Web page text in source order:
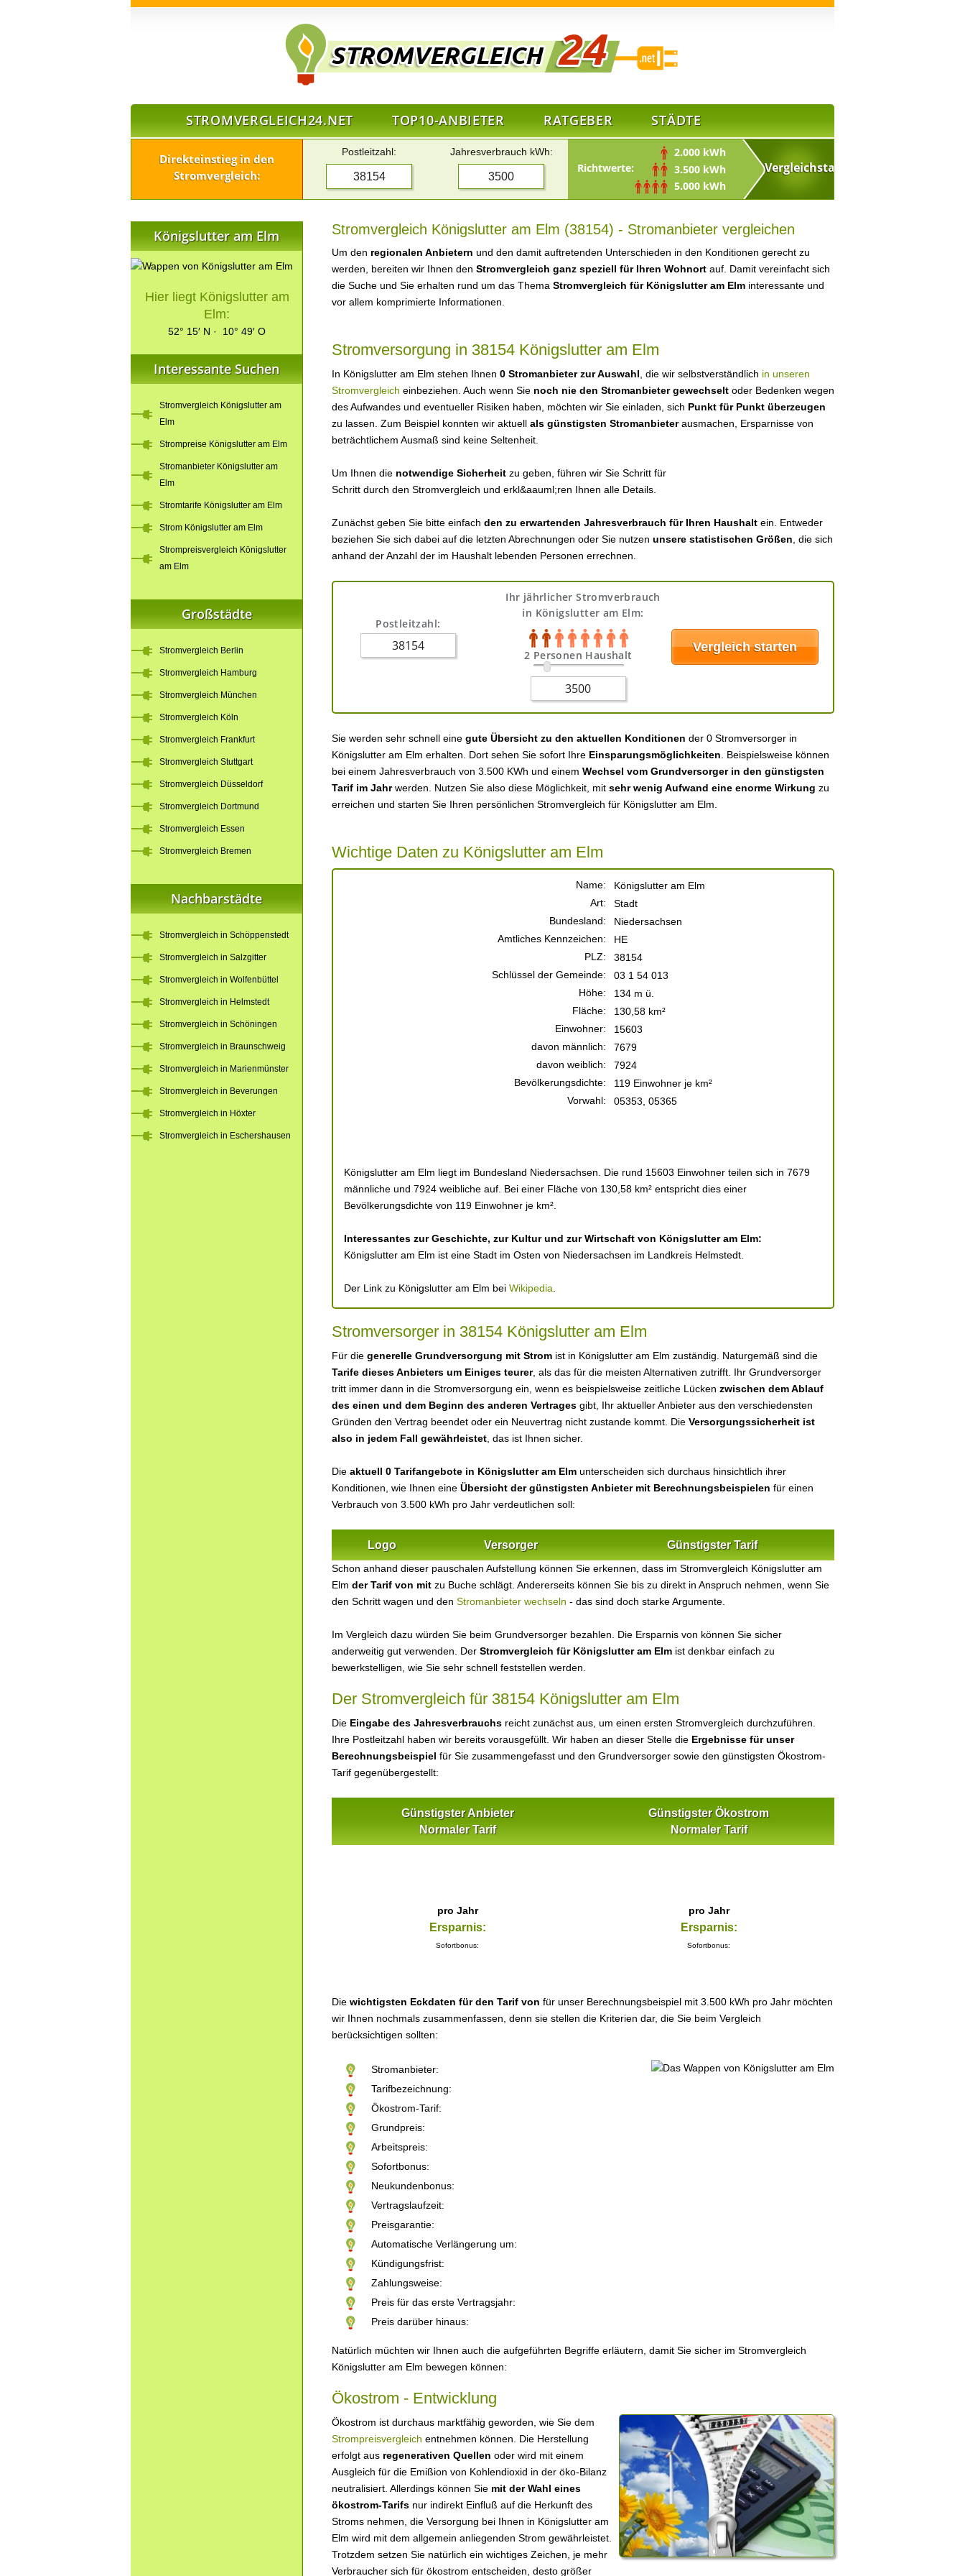
STROMVERGLEICH24.NET TOP10-ANBIETER RATGEBER STÄDTE
Direkteinstieg in den
Stromvergleich:
Postleitzahl: Jahresverbrauch kWh:
Richtwerte:
2.000 kWh
3.500 kWh
5.000 kWh
Stromvergleich Königslutter am Elm (38154) - Stromanbieter vergleichen
Um den regionalen Anbietern und den damit auftretenden Unterschieden in den Konditionen gerecht zu
werden, bereiten wir Ihnen den Stromvergleich ganz speziell für Ihren Wohnort auf. Damit vereinfacht sich
die Suche und Sie erhalten rund um das Thema Stromvergleich für Königslutter am Elm interessante und
vor allem komprimierte Informationen.
Stromversorgung in 38154 Königslutter am Elm
In Königslutter am Elm stehen Ihnen 0 Stromanbieter zur Auswahl , die wir selbstverständlich in unseren
Stromvergleich einbeziehen. Auch wenn Sie noch nie den Stromanbieter gewechselt oder Bedenken wegen
des Aufwandes und eventueller Risiken haben, möchten wir Sie einladen, sich Punkt für Punkt überzeugen
zu lassen. Zum Beispiel konnten wir aktuell als günstigsten Stromanbieterausmachen, Ersparnisse von
beträchtlichem Ausmaß sind keine Seltenheit.
Um Ihnen die notwendige Sicherheit zu geben, führen wir Sie Schritt für
Schritt durch den Stromvergleich und erkl&aauml;ren Ihnen alle Details.
Zunächst geben Sie bitte einfach den zu erwartenden Jahresverbrauch für Ihren Haushalt ein. Entweder
beziehen Sie sich dabei auf die letzten Abrechnungen oder Sie nutzen unsere statistischen Größen , die sich
anhand der Anzahl der im Haushalt lebenden Personen errechnen.
Postleitzahl:
Ihr jährlicher Stromverbrauch
in Königslutter am Elm:
2 Personen Haushalt
Sie werden sehr schnell eine gute Übersicht zu den aktuellen Konditionen der 0 Stromversorger in
Königslutter am Elm erhalten. Dort sehen Sie sofort Ihre Einsparungsmöglichkeiten . Beispielsweise können
bei einem Jahresverbrauch von 3.500 KWh und einem Wechsel vom Grundversorger in den günstigsten
Tarif im Jahrwerden. Nutzen Sie also diese Möglichkeit, mit sehr wenig Aufwand eine enorme Wirkung zu
erreichen und starten Sie Ihren persönlichen Stromvergleich für Königslutter am Elm.
Wichtige Daten zu Königslutter am Elm
Name:
Königslutter am Elm
Art:
Stadt
Bundesland:
Niedersachsen
Amtliches Kennzeichen:
HE
PLZ:
38154
Schlüssel der Gemeinde:
03 1 54 013
Höhe:
134 m ü.
Fläche:
130,58 km²
Einwohner:
15603
davon männlich:
7679
davon weiblich:
7924
Bevölkerungsdichte:
119 Einwohner je km²
Vorwahl:
05353, 05365
Königslutter am Elm liegt im Bundesland Niedersachsen. Die rund 15603 Einwohner teilen sich in 7679
männliche und 7924 weibliche auf. Bei einer Fläche von 130,58 km² entspricht dies einer
Bevölkerungsdichte von 119 Einwohner je km².
Interessantes zur Geschichte, zur Kultur und zur Wirtschaft von Königslutter am Elm:
Königslutter am Elm ist eine Stadt im Osten von Niedersachsen im Landkreis Helmstedt.
Der Link zu Königslutter am Elm bei Wikipedia
Stromversorger in 38154 Königslutter am Elm
Für die generelle Grundversorgung mit Strom ist in Königslutter am Elm zuständig. Naturgemäß sind die
Tarife dieses Anbieters um Einiges teurer, als das für die meisten Alternativen zutrifft. Ihr Grundversorger
tritt immer dann in die Stromversorgung ein, wenn es beispielsweise zeitliche Lücken zwischen dem Ablauf
des einen und dem Beginn des anderen Vertrages gibt, Ihr aktueller Anbieter aus den verschiedensten
Gründen den Vertrag beendet oder ein Neuvertrag nicht zustande kommt. Die Versorgungssicherheit ist
also in jedem Fall gewährleistet , das ist Ihnen sicher.
Die aktuell 0 Tarifangebote in Königslutter am Elm unterscheiden sich durchaus hinsichtlich ihrer
Konditionen, wie Ihnen eine Übersicht der günstigsten Anbieter mit Berechnungsbeispielen für einen
Verbrauch von 3.500 kWh pro Jahr verdeutlichen soll:
Logo Versorger Günstigster Tarif
Schon anhand dieser pauschalen Aufstellung können Sie erkennen, dass im Stromvergleich Königslutter am
Elm der Tarif von mit zu Buche schlägt. Andererseits können Sie bis zu direkt in Anspruch nehmen, wenn Sie
den Schritt wagen und den Stromanbieter wechseln - das sind doch starke Argumente.
Im Vergleich dazu würden Sie beim Grundversorger bezahlen. Die Ersparnis von können Sie sicher
anderweitig gut verwenden. Der Stromvergleich für Königslutter am Elm ist denkbar einfach zu
bewerkstelligen, wie Sie sehr schnell feststellen werden.
Der Stromvergleich für 38154 Königslutter am Elm
Die Eingabe des Jahresverbrauchs reicht zunächst aus, um einen ersten Stromvergleich durchzuführen.
Ihre Postleitzahl haben wir bereits vorausgefüllt. Wir haben an dieser Stelle die Ergebnisse für unser
Berechnungsbeispiel für Sie zusammengefasst und den Grundversorger sowie den günstigsten Ökostrom-
Tarif gegenübergestellt:
Günstigster Anbieter
Normaler Tarif
Günstigster Ökostrom
Normaler Tarif
pro Jahr
Ersparnis:
Sofortbonus:
pro Jahr
Ersparnis:
Sofortbonus:
Die wichtigsten Eckdaten für den Tarif von für unser Berechnungsbeispiel mit 3.500 kWh pro Jahr möchten
wir Ihnen nochmals zusammenfassen, denn sie stellen die Kriterien dar, die Sie beim Vergleich
berücksichtigen sollten:
Stromanbieter:
Tarifbezeichnung:
Ökostrom-Tarif:
Grundpreis:
Arbeitspreis:
Sofortbonus:
Neukundenbonus:
Vertragslaufzeit:
Preisgarantie:
Automatische Verlängerung um:
Kündigungsfrist:
Zahlungsweise:
Preis für das erste Vertragsjahr:
Preis darüber hinaus:
Natürlich müchten wir Ihnen auch die aufgeführten Begriffe erläutern, damit Sie sicher im Stromvergleich
Königslutter am Elm bewegen können:
Ökostrom - Entwicklung
Ökostrom ist durchaus marktfähig geworden, wie Sie dem
Strompreisvergleich entnehmen können. Die Herstellung
erfolgt aus regenerativen Quellen oder wird mit einem
Ausgleich für die Emißion von Kohlendioxid in der öko-Bilanz
neutralisiert. Allerdings können Sie mit der Wahl eines
ökostrom-Tarifs nur indirekt Einfluß auf die Herkunft des
Stroms nehmen, die Versorgung bei Ihnen in Königslutter am
Elm wird mit dem allgemein anliegenden Strom gewährleistet.
Trotzdem setzen Sie natürlich ein wichtiges Zeichen, je mehr
Verbraucher sich für ökostrom entscheiden, desto größer
Königslutter am Elm
Hier liegt Königslutter am
Elm:
52° 15′ N · 10° 49′ O
Interessante Suchen
Stromvergleich Königslutter am
Elm
Strompreise Königslutter am Elm
Stromanbieter Königslutter am
Elm
Stromtarife Königslutter am Elm
Strom Königslutter am Elm
Strompreisvergleich Königslutter
am Elm
Großstädte
Stromvergleich Berlin
Stromvergleich Hamburg
Stromvergleich München
Stromvergleich Köln
Stromvergleich Frankfurt
Stromvergleich Stuttgart
Stromvergleich Düsseldorf
Stromvergleich Dortmund
Stromvergleich Essen
Stromvergleich Bremen
Nachbarstädte
Stromvergleich in Schöppenstedt
Stromvergleich in Salzgitter
Stromvergleich in Wolfenbüttel
Stromvergleich in Helmstedt
Stromvergleich in Schöningen
Stromvergleich in Braunschweig
Stromvergleich in Marienmünster
Stromvergleich in Beverungen
Stromvergleich in Höxter
Stromvergleich in Eschershausen